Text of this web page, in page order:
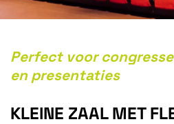
Perfect voor
en presentaties
KLEINE ZAAL MET